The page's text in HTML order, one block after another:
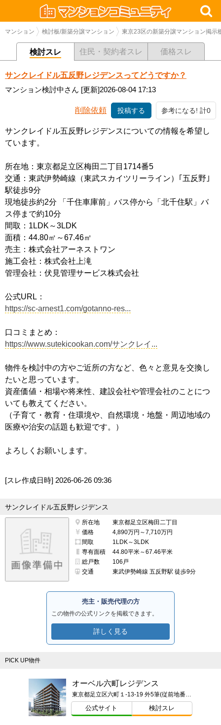
マンション 検討板/新築分譲マンション 東京23区の新築分譲マンション掲示
検討スレ 住民・契約者スレ 価格スレ
サンクレイドル五反野レジデンスってどうですか？
マンション検討中さん [更新]2026-08-04 17:13
削除依頼 投稿する 参考になる! 計0
サンクレイドル五反野レジデンスについての情報を希望し
ています。
所在地：東京都足立区梅田二丁目1714番5
交通：東武伊勢崎線（東武スカイツリーライン）｢五反野｣
駅徒歩9分
現地徒歩約2分 「千住車庫前」バス停から「北千住駅」バ
ス停まで約10分
間取：1LDK～3LDK
面積：44.80㎡～67.46㎡
売主：株式会社アーネストワン
施工会社：株式会社上滝
管理会社：伏見管理サービス株式会社
公式URL：
https://sc-arnest1.com/gotanno-res...
口コミまとめ：
https://www.sutekicookan.com/サンクレイ...
物件を検討中の方やご近所の方など、色々と意見を交換し
たいと思っています。
資産価値・相場や将来性、建設会社や管理会社のことにつ
いても教えてください。
（子育て・教育・住環境や、自然環境・地盤・周辺地域の
医療や治安の話題も歓迎です。）
よろしくお願いします。
[スレ作成日時] 2026-06-26 09:36
サンクレイドル五反野レジデンス
所在地
東京都足立区梅田二丁目
価格
4,890万円～7,710万円
間取
1LDK～3LDK
専有面積
44.80平米～67.46平米
総戸数
106戸
交通
東武伊勢崎線 五反野駅 徒歩9分
売主・販売代理の方
この物件の公式リンクを掲載できます。
詳しく見る
PICK UP物件
オーベル六町レジデンス
東京都足立区六町１-13-19 外5筆(従前地番)ほか
公式サイト 検討スレ